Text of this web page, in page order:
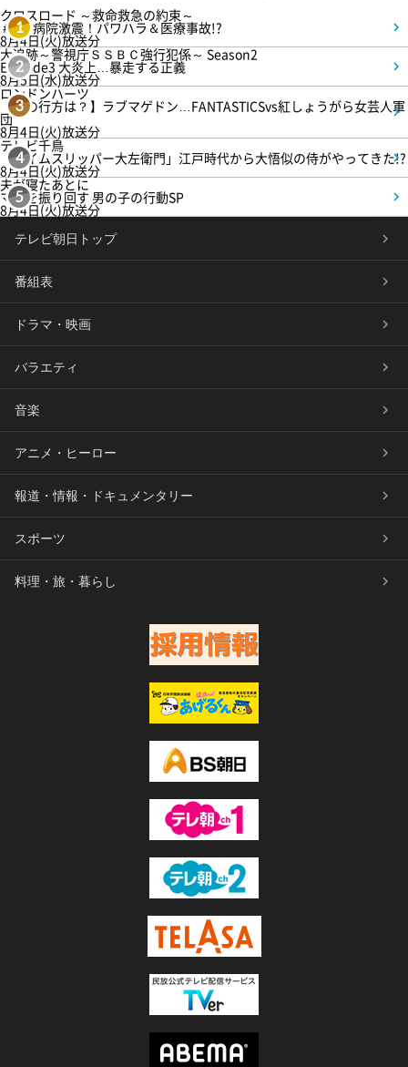
1
クロスロード ～救命救急の約束～
＃5 病院激震！パワハラ＆医療事故!?
8月4日(火)放送分
2
大追跡～警視庁ＳＳＢＣ強行犯係～ Season2
Episode3 大炎上…暴走する正義
8月5日(水)放送分
3
ロンドンハーツ
【恋の行方は？】ラブマゲドン…FANTASTICSvs紅しょうがら女芸人軍
団
8月4日(火)放送分
4
テレビ千鳥
「タイムスリッパー大左衛門」江戸時代から大悟似の侍がやってきた!?
8月4日(火)放送分
5
夫が寝たあとに
ママを振り回す 男の子の行動SP
8月4日(火)放送分
テレビ朝日トップ
番組表
ドラマ・映画
バラエティ
音楽
アニメ・ヒーロー
報道・情報・ドキュメンタリー
スポーツ
料理・旅・暮らし